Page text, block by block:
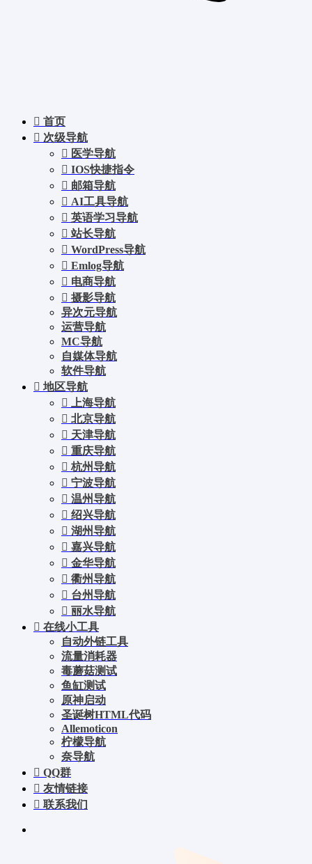
首页
次级导航
医学导航
IOS快捷指令
邮箱导航
AI工具导航
英语学习导航
站长导航
WordPress导航
Emlog导航
电商导航
摄影导航
异次元导航
运营导航
MC导航
自媒体导航
软件导航
地区导航
上海导航
北京导航
天津导航
重庆导航
杭州导航
宁波导航
温州导航
绍兴导航
湖州导航
嘉兴导航
金华导航
衢州导航
台州导航
丽水导航
在线小工具
自动外链工具
流量消耗器
毒蘑菇测试
鱼缸测试
原神启动
圣诞树HTML代码
Allemoticon
柠檬导航
奈导航
QQ群
友情链接
联系我们